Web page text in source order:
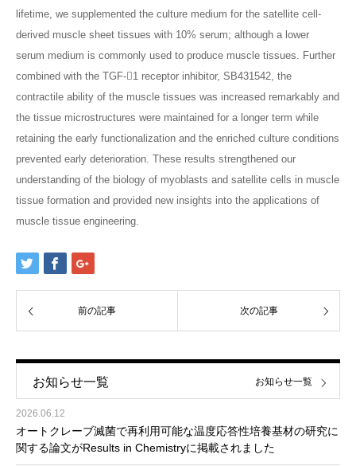
lifetime, we supplemented the culture medium for the satellite cell-
derived muscle sheet tissues with 10% serum; although a lower
serum medium is commonly used to produce muscle tissues. Further
combined with the TGF-1 receptor inhibitor, SB431542, the
contractile ability of the muscle tissues was increased remarkably and
the tissue microstructures were maintained for a longer term while
retaining the early functionalization and the enriched culture conditions
prevented early deterioration. These results strengthened our
understanding of the biology of myoblasts and satellite cells in muscle
tissue formation and provided new insights into the applications of
muscle tissue engineering.
前の記事 次の記事
お知らせ一覧
2026.06.12
オートクレーブ滅菌で再利用可能な温度応答性培養基材の研究に
関する論文がResults in Chemistryに掲載されました
お知らせ一覧